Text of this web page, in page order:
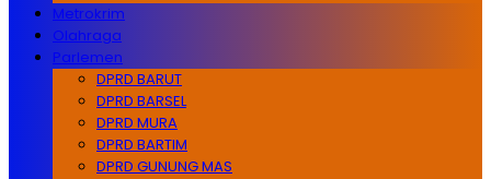
Metrokrim
Olahraga
Parlemen
DPRD BARUT
DPRD BARSEL
DPRD MURA
DPRD BARTIM
DPRD GUNUNG MAS